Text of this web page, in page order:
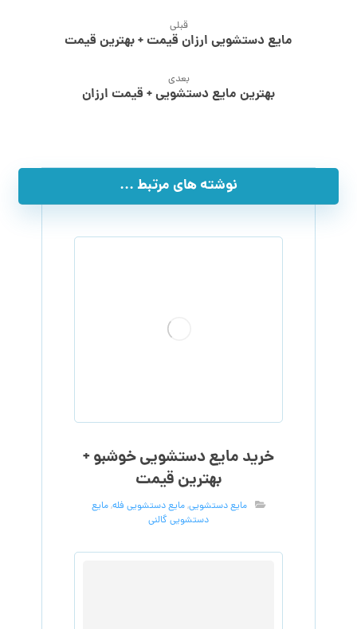
قبلی
مایع دستشویی ارزان قیمت + بهترین قیمت
بعدی
بهترین مایع دستشویی + قیمت ارزان
نوشته های مرتبط ...
خرید مایع دستشویی خوشبو +
بهترین قیمت
مایع دستشویی,مایع دستشویی فله,مایع
دستشویی گالنی